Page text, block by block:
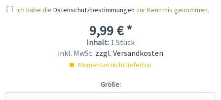
Ich habe die Datenschutzbestimmungen zur Kenntnis genommen.
9,99 € *
Inhalt: 1 Stück
inkl. MwSt. zzgl. Versandkosten
Momentan nicht lieferbar
Größe: